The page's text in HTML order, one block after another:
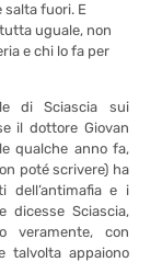
salta fuori. E
uguale, non
e chi lo fa per
di Sciascia sui
il dottore Giovan
qualche anno fa,
poté scrivere) ha
dell’antimafia e i
dicesse Sciascia,
veramente, con
talvolta appaiono